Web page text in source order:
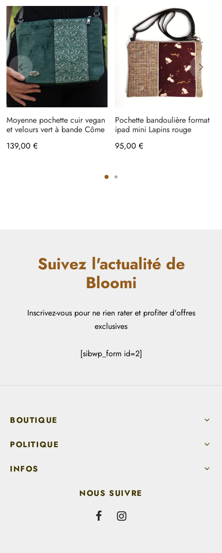
Moyenne pochette cuir vegan
et velours vert à bande Côme
139,00 €
Pochette bandoulière format
ipad mini Lapins rouge
95,00 €
Suivez l'actualité de
Bloomi
Inscrivez-vous pour ne rien rater et profiter d'offres
exclusives
[sibwp_form id=2]
BOUTIQUE
POLITIQUE
INFOS
NOUS SUIVRE